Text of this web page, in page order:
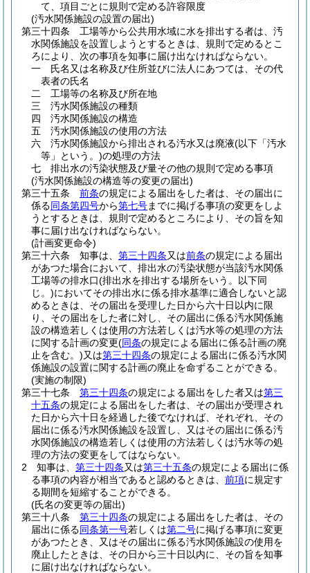
て、項目ごとに規則で定める許容限度
(汚水関係施設の設置の届出)
第三十四条
工場等から公共用水域に水を排出する者は、汚
水関係施設を設置しようとするときは、規則で定めるとこ
ろにより、次の事項を知事に届け出なければならない。
一
氏名又は名称及び住所並びに法人にあつては、その代
表者の氏名
二
工場等の名称及び所在地
三
汚水関係施設の種類
四
汚水関係施設の構造
五
汚水関係施設の使用の方法
六
汚水関係施設から排出される汚水又は廃液(以下「汚水
等」という。)の処理の方法
七
排出水の汚染状態及び量その他の規則で定める事項
(汚水関係施設の構造等の変更の届出)
第三十五条
前条の規定による届出をした者は、その届出に
係る同条第四号から第七号までに掲げる事項の変更をしよ
うとするときは、規則で定めるところにより、その旨を知
事に届け出なければならない。
(計画変更命令)
第三十六条
知事は、 第三十四条又は前条の規定による届出
があつた場合において、排出水の汚染状態が当該汚水関係
工場等の排水口(排出水を排出する場所をいう。以下同
じ。)においてその排出水に係る排水基準に適合しないと認
めるときは、その届出を受理した日から六十日以内に限
り、その届出をした者に対し、その届出に係る汚水関係施
設の構造若しくは使用の方法若しくは汚水等の処理の方法
に関する計画の変更(同条の規定による届出に係る計画の廃
止を含む。)又は第三十四条の規定による届出に係る汚水関
係施設の設置に関する計画の廃止を命ずることができる。
(実施の制限)
第三十七条
第三十四条の規定による届出をした者又は第三
十五条の規定による届出をした者は、その届出が受理され
た日から六十日を経過した後でなければ、それぞれ、その
届出に係る汚水関係施設を設置し、又はその届出に係る汚
水関係施設の構造若しくは使用の方法若しくは汚水等の処
理の方法の変更をしてはならない。
2
知事は、 第三十四条又は第三十五条の規定による届出に係
る事項の内容が相当であると認めるときは、 前項に規定す
る期間を短縮することができる。
(氏名の変更等の届出)
第三十八条
第三十四条の規定による届出をした者は、その
届出に係る同条第一号若しくは第二号に掲げる事項に変更
があつたとき、又はその届出に係る汚水関係施設の使用を
廃止したときは、その日から三十日以内に、その旨を知事
に届け出なければならない。